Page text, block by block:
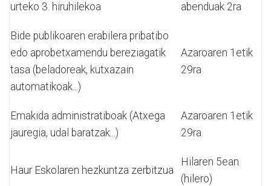
urteko 3. hiruhilekoa
abenduak 2ra
Bide publikoaren erabilera pribatibo
edo aprobetxamendu bereziagatik
tasa (beladoreak, kutxazain
automatikoak...)
Azaroaren 1etik
29ra
Emakida administratiboak (Atxega
jauregia, udal baratzak...)
Azaroaren 1etik
29ra
Haur Eskolaren hezkuntza zerbitzua
Hilaren 5ean
(hilero)